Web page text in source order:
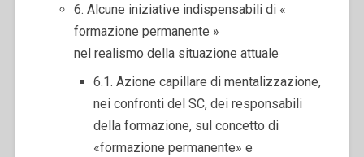
6. Alcune iniziative indispensabili di «
formazione permanente »
nel realismo della situazione attuale
6.1. Azione capillare di mentalizzazione,
nei confronti del SC, dei responsabili
della formazione, sul concetto di
«formazione permanente» e